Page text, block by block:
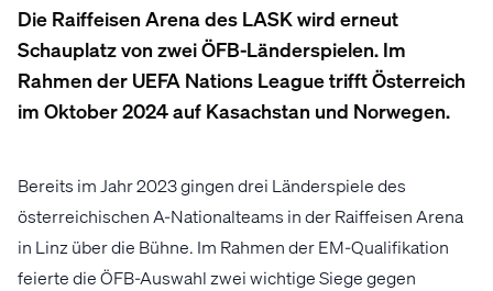
Die Raiffeisen Arena des LASK wird erneut
Schauplatz von zwei ÖFB-Länderspielen. Im
Rahmen der UEFA Nations League trifft Österreich
im Oktober 2024 auf Kasachstan und Norwegen.
Bereits im Jahr 2023 gingen drei Länderspiele des
österreichischen A-Nationalteams in der Raiffeisen Arena
in Linz über die Bühne. Im Rahmen der EM-Qualifikation
feierte die ÖFB-Auswahl zwei wichtige Siege gegen